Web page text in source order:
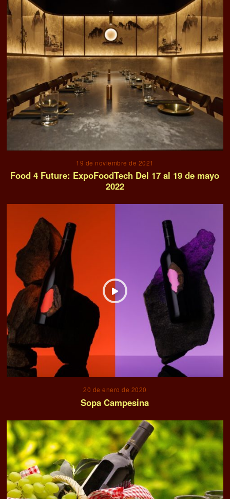
19 de noviembre de 2021
Food 4 Future: ExpoFoodTech Del 17 al 19 de mayo
2022
20 de enero de 2020
Sopa Campesina